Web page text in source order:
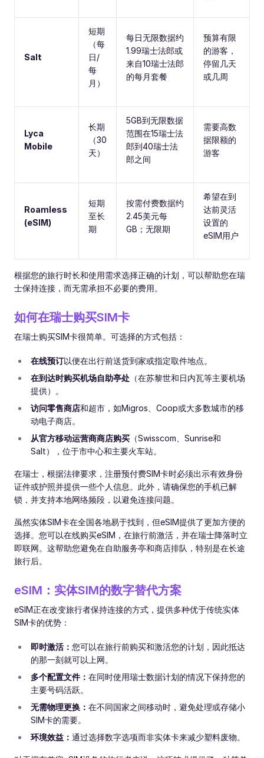
Salt
短期
（每
日/
每
月）
每日无限数据约
1.99瑞士法郎或
来自10瑞士法郎
的每月套餐
预算有限
的游客，
停留几天
或几周
Lyca
Mobile
长期
（30
天）
5GB到无限数据
范围在15瑞士法
郎到40瑞士法
郎之间
需要高数
据限额的
游客
Roamless
(eSIM)
短期
至长
期
按需付费数据约
2.45美元每
GB；无限期
希望在到
达前灵活
设置的
eSIM用户
根据您的旅行时长和使用需求选择正确的计划，可以帮助您在瑞
士保持连接，而无需承担不必要的费用。
如何在瑞士购买SIM卡
在瑞士购买SIM卡很简单。可选择的方式包括：
在线预订以便在出行前送货到家或指定取件地点。
在到达时购买机场自助亭处 （在苏黎世和日内瓦等主要机场
提供）。
访问零售商店和超市，如Migros、Coop或大多数城市的移
动电子商店。
从官方移动运营商商店购买 （Swisscom、Sunrise和
Salt），位于市中心和主要火车站。
在瑞士，根据法律要求，注册预付费SIM卡时必须出示有效身份
证件或护照并提供一些个人信息。此外，请确保您的手机已解
锁，并支持本地网络频段，以避免连接问题。
虽然实体SIM卡在全国各地易于找到，但eSIM提供了更加方便的
选择。您可以在线购买eSIM，在旅行前激活，并在瑞士降落时立
即联网。这帮助您避免在自助服务亭和商店排队，特别是在长途
旅行后。
eSIM：实体SIM的数字替代方案
eSIM正在改变旅行者保持连接的方式，提供多种优于传统实体
SIM卡的优势：
即时激活： 您可以在旅行前购买和激活您的计划，因此抵达
的那一刻就可以上网。
多个配置文件： 在同时使用瑞士数据计划的情况下保持您的
主要号码活跃。
无需物理更换： 在不同国家之间移动时，避免处理或存储小
SIM卡的需要。
环境效益： 通过选择数字选项而非实体卡来减少塑料废物。